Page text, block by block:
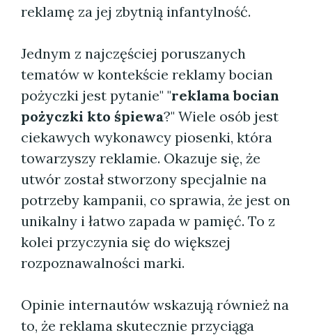
reklamę za jej zbytnią infantylność.
Jednym z najczęściej poruszanych
tematów w kontekście reklamy bocian
pożyczki jest pytanie" "reklama bocian
pożyczki kto śpiewa?" Wiele osób jest
ciekawych wykonawcy piosenki, która
towarzyszy reklamie. Okazuje się, że
utwór został stworzony specjalnie na
potrzeby kampanii, co sprawia, że jest on
unikalny i łatwo zapada w pamięć. To z
kolei przyczynia się do większej
rozpoznawalności marki.
Opinie internautów wskazują również na
to, że reklama skutecznie przyciąga